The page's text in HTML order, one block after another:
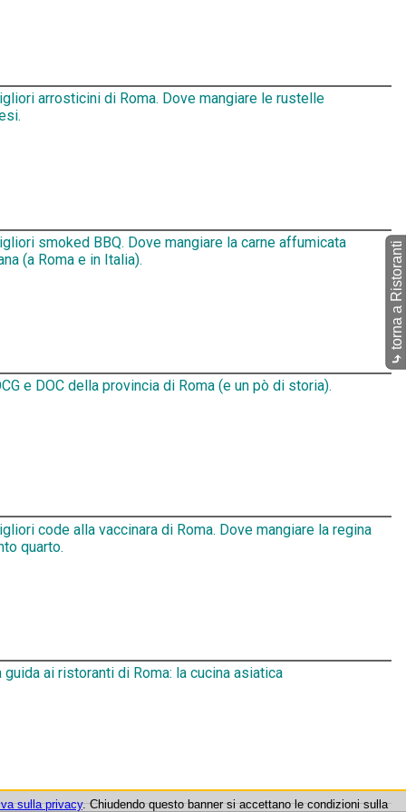
arrosticini di Roma. Dove mangiare le rustelle
smoked BBQ. Dove mangiare la carne affumicata
(a Roma e in Italia).
e DOC della provincia di Roma (e un pò di storia).
code alla vaccinara di Roma. Dove mangiare la regina
quarto.
guida ai ristoranti di Roma: la cucina asiatica
⤷
torna a Ristoranti
sulla privacy. Chiudendo questo banner si accettano le condizioni sulla